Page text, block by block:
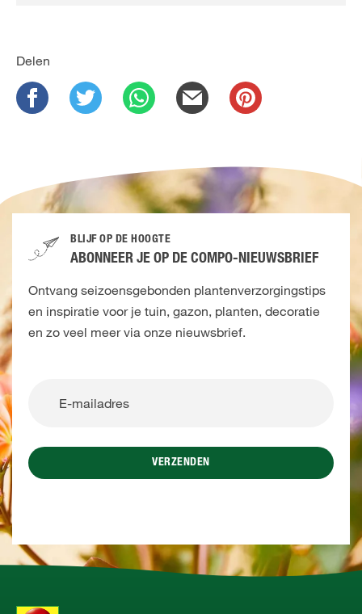
Delen
BLIJF OP DE HOOGTE
ABONNEER JE OP DE COMPO-NIEUWSBRIEF
Ontvang seizoensgebonden plantenverzorgingstips
en inspiratie voor je tuin, gazon, planten, decoratie
en zo veel meer via onze nieuwsbrief.
VERZENDEN